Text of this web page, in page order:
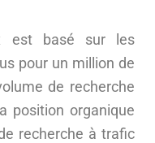
est basé sur les
pour un million de
de recherche
position organique
recherche à trafic